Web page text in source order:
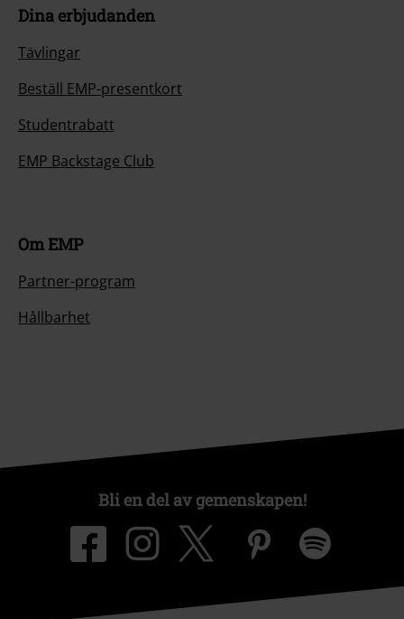
Dina erbjudanden
Tävlingar
Beställ EMP-presentkort
Studentrabatt
EMP Backstage Club
Om EMP
Partner-program
Hållbarhet
Bli en del av gemenskapen!